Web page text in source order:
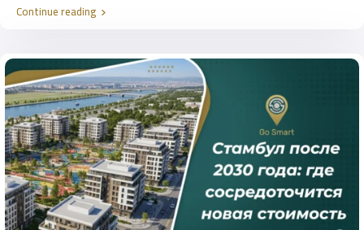
Continue reading